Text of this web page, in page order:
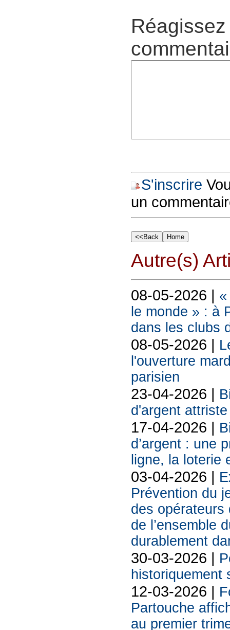
S'inscrire
un
Autre(s)
08-05-2026 |
le monde » : à
dans les clubs
08-05-2026 |
l'ouverture
parisien
23-04-2026 |
d'argent
17-04-2026 |
d’argent : une
ligne, la loterie
03-04-2026 |
Prévention du
des opérateurs
de l’ensemble
durablement
30-03-2026 |
historiquement
12-03-2026 |
Partouche
au premier